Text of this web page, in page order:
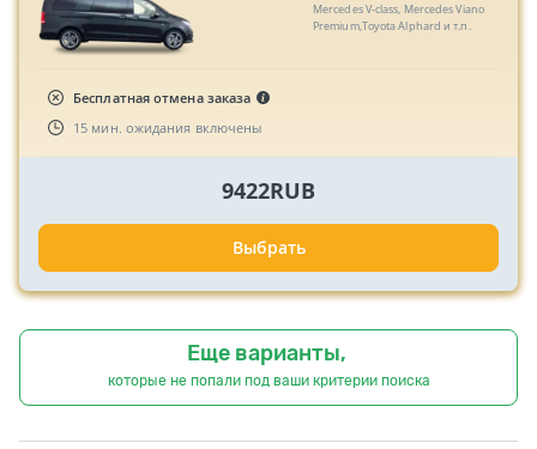
Mercedes V-class, Mercedes Viano
Premium,Toyota Alphard и т.п.
Бесплатная отмена заказа
15 мин. ожидания включены
9422RUB
Выбрать
Еще варианты,
которые не попали под ваши критерии поиска